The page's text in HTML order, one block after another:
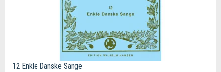
12 Enkle Danske Sange